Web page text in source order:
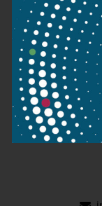
1095